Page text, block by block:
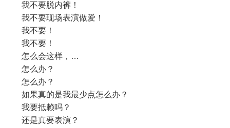
我不要脱内裤！
我不要现场表演做爱！
我不要！
我不要！
怎么会这样，…
怎么办？
怎么办？
如果真的是我最少点怎么办？
我要抵赖吗？
还是真要表演？